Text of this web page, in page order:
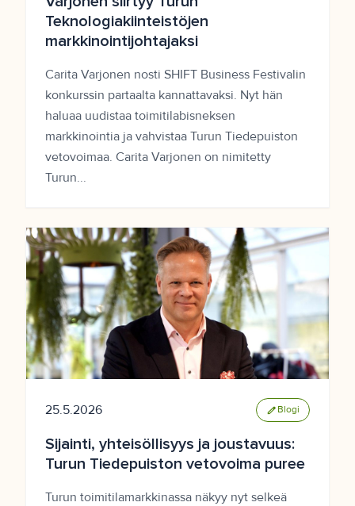
Teknologiakiinteistöjen
markkinointijohtajaksi
Carita Varjonen nosti SHIFT Business Festivalin
konkurssin partaalta kannattavaksi. Nyt hän
haluaa uudistaa toimitilabisneksen
markkinointia ja vahvistaa Turun Tiedepuiston
vetovoimaa. Carita Varjonen on nimitetty
Turun...
25.5.2026 edit Blogi
Sijainti, yhteisöllisyys ja joustavuus:
Turun Tiedepuiston vetovoima puree
Turun toimitilamarkkinassa näkyy nyt selkeä